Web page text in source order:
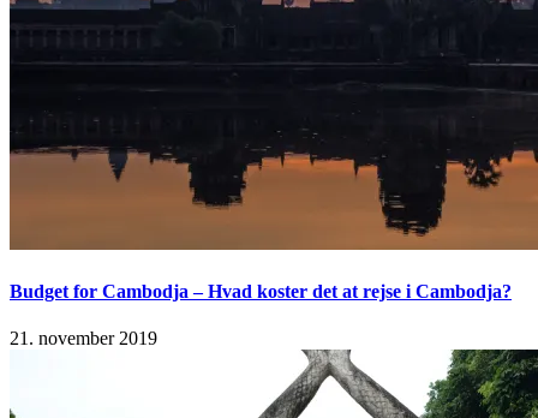
Budget for Cambodja – Hvad koster det at rejse i Cambodja?
21. november 2019